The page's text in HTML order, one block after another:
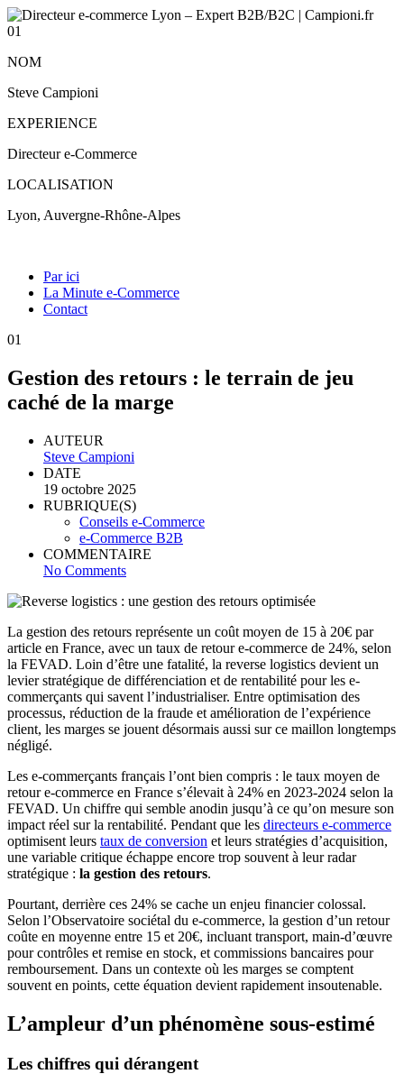
01
NOM
Steve Campioni
EXPERIENCE
Directeur e-Commerce
LOCALISATION
Lyon, Auvergne-Rhône-Alpes
Par ici
La Minute e-Commerce
Contact
01
Gestion des retours : le terrain de jeu
caché de la marge
AUTEUR
Steve Campioni
DATE
19 octobre 2025
RUBRIQUE(S)
Conseils e-Commerce
e-Commerce B2B
COMMENTAIRE
No Comments
La gestion des retours représente un coût moyen de 15 à 20€ par
article en France, avec un taux de retour e-commerce de 24%, selon
la FEVAD. Loin d’être une fatalité, la reverse logistics devient un
levier stratégique de différenciation et de rentabilité pour les e-
commerçants qui savent l’industrialiser. Entre optimisation des
processus, réduction de la fraude et amélioration de l’expérience
client, les marges se jouent désormais aussi sur ce maillon longtemps
négligé.
Les e-commerçants français l’ont bien compris : le taux moyen de
retour e-commerce en France s’élevait à 24% en 2023-2024 selon la
FEVAD. Un chiffre qui semble anodin jusqu’à ce qu’on mesure son
impact réel sur la rentabilité. Pendant que les directeurs e-commerce
optimisent leurs taux de conversion et leurs stratégies d’acquisition,
une variable critique échappe encore trop souvent à leur radar
stratégique : la gestion des retours.
Pourtant, derrière ces 24% se cache un enjeu financier colossal.
Selon l’Observatoire sociétal du e-commerce, la gestion d’un retour
coûte en moyenne entre 15 et 20€, incluant transport, main-d’œuvre
pour contrôles et remise en stock, et commissions bancaires pour
remboursement. Dans un contexte où les marges se comptent
souvent en points, cette équation devient rapidement insoutenable.
L’ampleur d’un phénomène sous-estimé
Les chiffres qui dérangent